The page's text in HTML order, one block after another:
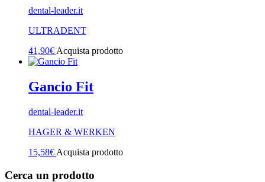
dental-leader.it
ULTRADENT
41,90€ Acquista prodotto
Gancio Fit
dental-leader.it
HAGER & WERKEN
15,58€ Acquista prodotto
Cerca un prodotto